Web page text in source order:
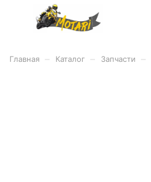
Главная Каталог Запчасти